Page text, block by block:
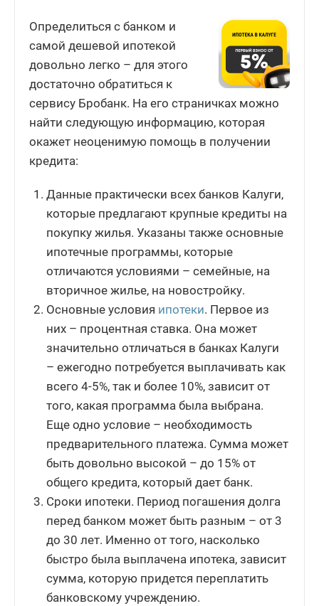
Определиться с банком и
самой дешевой ипотекой
довольно легко – для этого
достаточно обратиться к
сервису Бробанк. На его страничках можно
найти следующую информацию, которая
окажет неоценимую помощь в получении
кредита:
Данные практически всех банков Калуги,
которые предлагают крупные кредиты на
покупку жилья. Указаны также основные
ипотечные программы, которые
отличаются условиями – семейные, на
вторичное жилье, на новостройку.
Основные условия ипотеки. Первое из
них – процентная ставка. Она может
значительно отличаться в банках Калуги
– ежегодно потребуется выплачивать как
всего 4-5%, так и более 10%, зависит от
того, какая программа была выбрана.
Еще одно условие – необходимость
предварительного платежа. Сумма может
быть довольно высокой – до 15% от
общего кредита, который дает банк.
Сроки ипотеки. Период погашения долга
перед банком может быть разным – от 3
до 30 лет. Именно от того, насколько
быстро была выплачена ипотека, зависит
сумма, которую придется переплатить
банковскому учреждению.